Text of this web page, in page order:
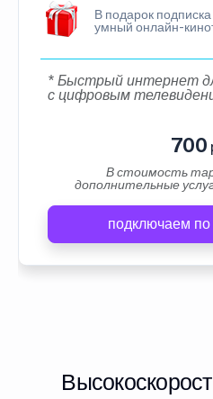
В подарок подписка
умный онлайн-
* Быстрый интернет
с цифровым
700
В стоимость
дополнительные
подключаем по